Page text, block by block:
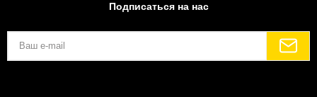
Подписаться на нас